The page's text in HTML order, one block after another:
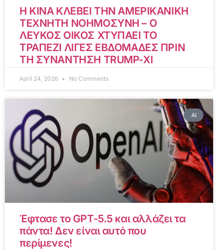
Η ΚΙΝΑ ΚΛΕΒΕΙ ΤΗΝ ΑΜΕΡΙΚΑΝΙΚΗ
ΤΕΧΝΗΤΗ ΝΟΗΜΟΣΥΝΗ – Ο
ΛΕΥΚΟΣ ΟΙΚΟΣ ΧΤΥΠΑΕΙ ΤΟ
ΤΡΑΠΕΖΙ ΛΙΓΕΣ ΕΒΔΟΜΑΔΕΣ ΠΡΙΝ
ΤΗ ΣΥΝΑΝΤΗΣΗ TRUMP-XI
April 24, 2026 No Comments
AI
Έφτασε το GPT-5.5 και αλλάζει τα
πάντα! Δεν είναι αυτό που
περίμενες!